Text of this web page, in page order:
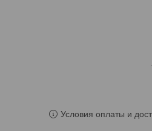
Условия оплаты и